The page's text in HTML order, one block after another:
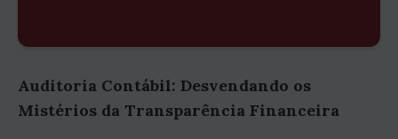
Auditoria Contábil: Desvendando os
Mistérios da Transparência Financeira